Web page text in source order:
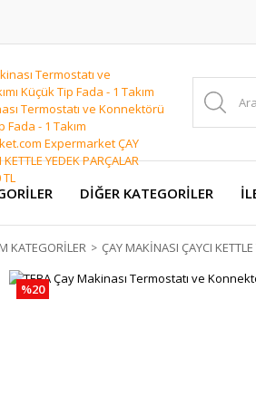
DİĞER KATEGORİLER
KATEGORİLER ÇAY MAKİNASI ÇAYCI
%20